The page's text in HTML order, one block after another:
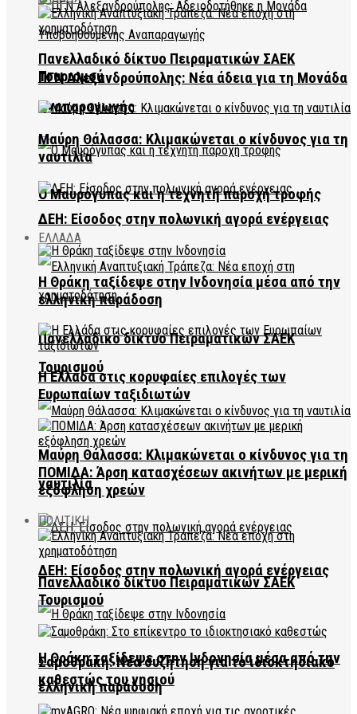
ΠΓΝ Αλεξανδρούπολης: Νέα άδεια για τη Μονάδα
Αναπαραγωγής
Ο Μαυρόγυπας και η τεχνητή παροχή τροφής
ΕΛΛΑΔΑ
Πανελλαδικό δίκτυο Πειραματικών ΣΑΕΚ
Τουρισμού
Μαύρη Θάλασσα: Κλιμακώνεται ο κίνδυνος για τη
ναυτιλία
ΔΕΗ: Είσοδος στην πολωνική αγορά ενέργειας
Η Θράκη ταξίδεψε στην Ινδονησία μέσα από την
ελληνική παράδοση
Πανελλαδικό δίκτυο Πειραματικών ΣΑΕΚ
Τουρισμού
Μαύρη Θάλασσα: Κλιμακώνεται ο κίνδυνος για τη
ναυτιλία
ΔΕΗ: Είσοδος στην πολωνική αγορά ενέργειας
Η Θράκη ταξίδεψε στην Ινδονησία μέσα από την
ελληνική παράδοση
Η Ελλάδα στις κορυφαίες επιλογές των
Ευρωπαίων ταξιδιωτών
ΠΟΜΙΔΑ: Άρση κατασχέσεων ακινήτων με μερική
εξόφληση χρεών
ΠΟΛΙΤΙΚΗ
Πανελλαδικό δίκτυο Πειραματικών ΣΑΕΚ
Τουρισμού
Σαμοθράκη: Νέα συζήτηση για το ιδιοκτησιακό
καθεστώς του νησιού